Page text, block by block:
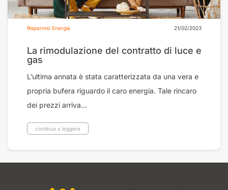
Risparmio Energia 21/02/2023
La rimodulazione del contratto di luce e
gas
L’ultima annata è stata caratterizzata da una vera e
propria bufera riguardo il caro energia. Tale rincaro
dei prezzi arriva...
continua a leggere